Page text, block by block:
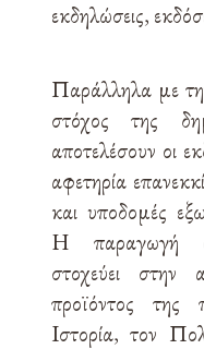
εκδηλώσεις,
Παράλληλα με
στόχος της
αποτελέσουν οι
αφετηρία
και υποδομές
Η παραγωγή
στοχεύει στην
προϊόντος
Ιστορία, τον